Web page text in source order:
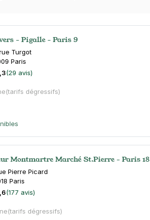
- Pigalle - Paris 9
Turgot
Paris
(29 avis)
(tarifs dégressifs)
Montmartre Marché St.Pierre - Paris 18
Pierre Picard
Paris
(177 avis)
(tarifs dégressifs)